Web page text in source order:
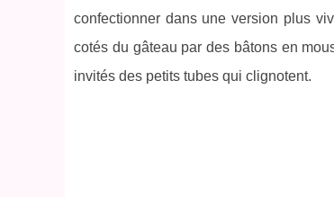
confectionner dans une version plus
cotés du gâteau par des bâtons en
invités des petits tubes qui clignotent.